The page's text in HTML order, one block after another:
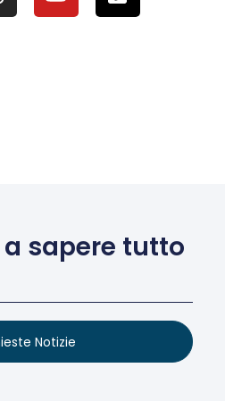
sapere tutto
Notizie